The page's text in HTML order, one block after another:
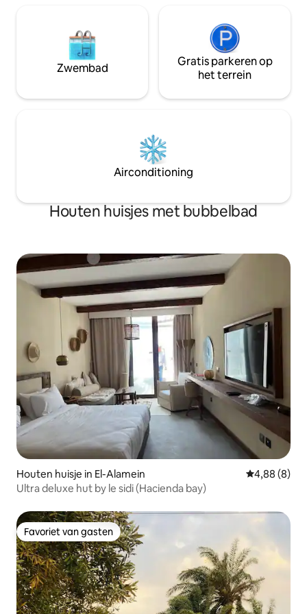
Zwembad
Gratis parkeren op
het terrein
Airconditioning
Houten huisjes met bubbelbad
Houten huisje in El-Alamein Gemiddelde
4,88 (8)
Ultra deluxe hut by le sidi (Hacienda bay)
Favoriet van gasten
Favoriet van gasten